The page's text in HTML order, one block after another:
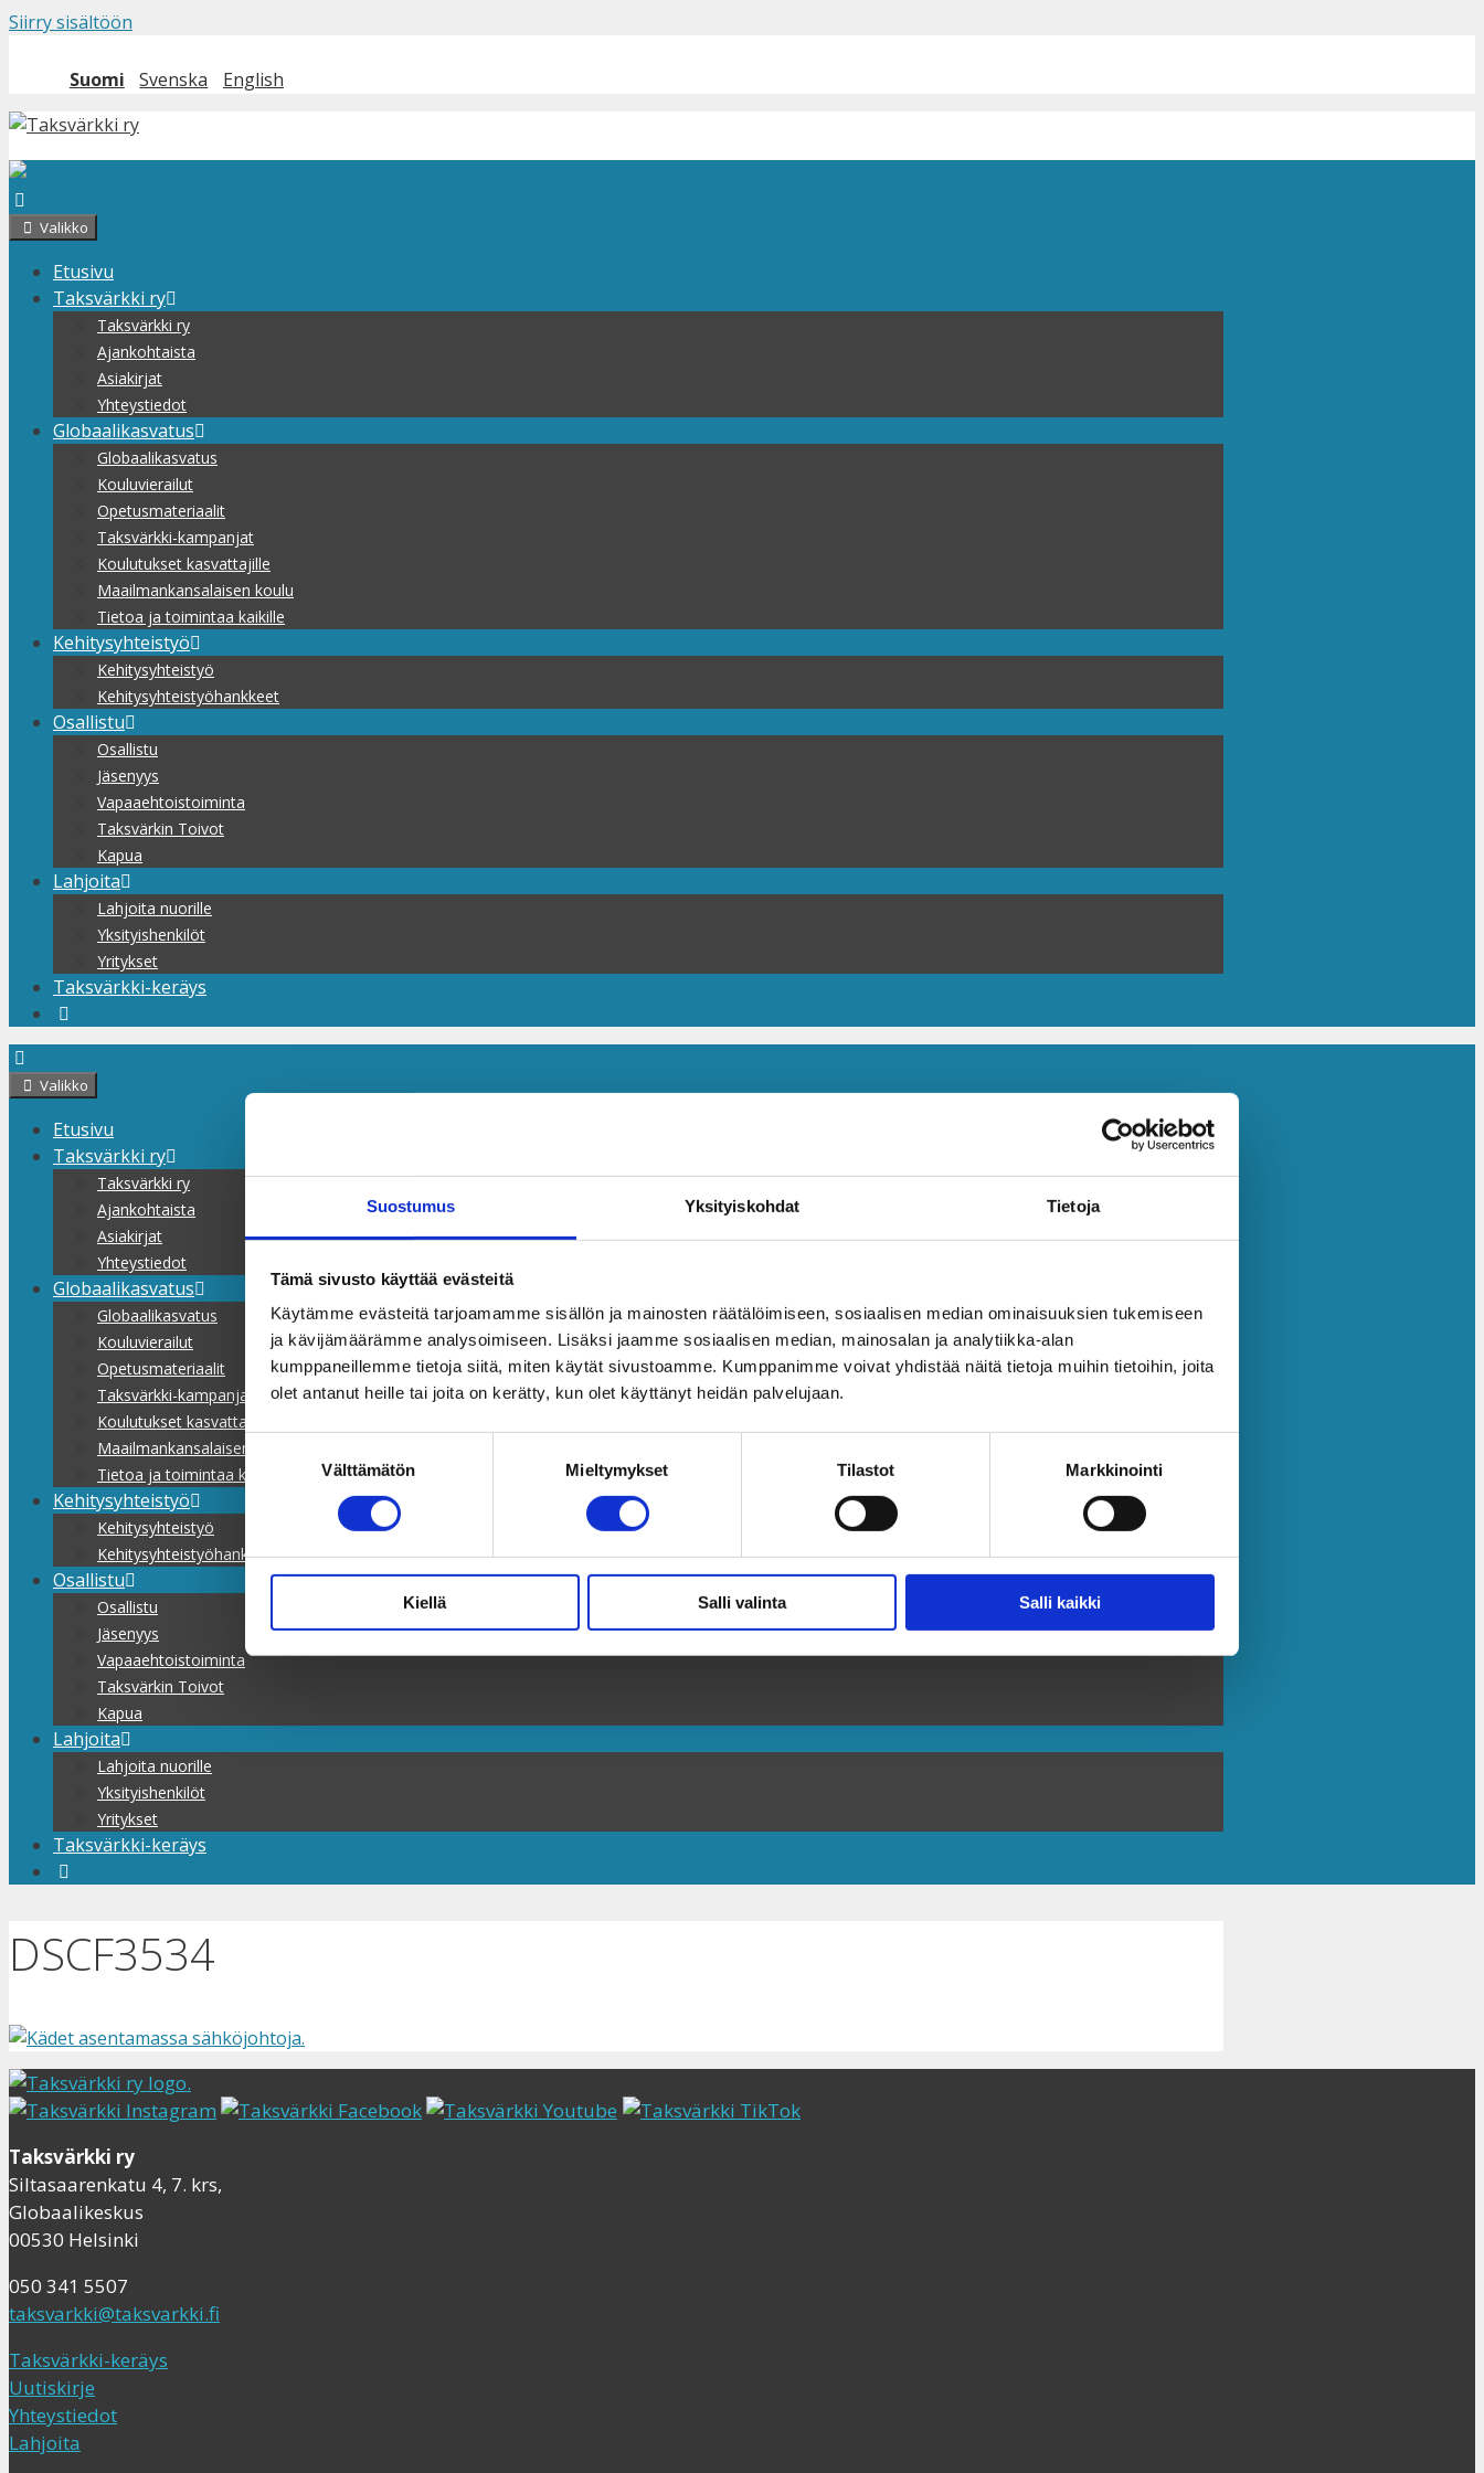
Suostumus Yksityiskohdat Tietoja
Tämä sivusto käyttää evästeitä
Käytämme evästeitä tarjoamamme sisällön ja mainosten räätälöimiseen, sosiaalisen median ominaisuuksien tukemiseen
ja kävijämäärämme analysoimiseen. Lisäksi jaamme sosiaalisen median, mainosalan ja analytiikka-alan
kumppaneillemme tietoja siitä, miten käytät sivustoamme. Kumppanimme voivat yhdistää näitä tietoja muihin tietoihin, joita
olet antanut heille tai joita on kerätty, kun olet käyttänyt heidän palvelujaan.
Suostumuksen
valinta
Välttämätön Mieltymykset Tilastot Markkinointi
Kiellä Salli valinta Salli kaikki
Siirry sisältöön
Suomi Svenska English
Valikko
Etusivu
Taksvärkki ry
Taksvärkki ry
Ajankohtaista
Asiakirjat
Yhteystiedot
Globaalikasvatus
Globaalikasvatus
Kouluvierailut
Opetusmateriaalit
Taksvärkki-kampanjat
Koulutukset kasvattajille
Maailmankansalaisen koulu
Tietoa ja toimintaa kaikille
Kehitysyhteistyö
Kehitysyhteistyö
Kehitysyhteistyöhankkeet
Osallistu
Osallistu
Jäsenyys
Vapaaehtoistoiminta
Taksvärkin Toivot
Kapua
Lahjoita
Lahjoita nuorille
Yksityishenkilöt
Yritykset
Taksvärkki-keräys
Valikko
Etusivu
Taksvärkki ry
Taksvärkki ry
Ajankohtaista
Asiakirjat
Yhteystiedot
Globaalikasvatus
Globaalikasvatus
Kouluvierailut
Opetusmateriaalit
Taksvärkki-kampanjat
Koulutukset kasvattajille
Maailmankansalaisen koulu
Tietoa ja toimintaa kaikille
Kehitysyhteistyö
Kehitysyhteistyö
Kehitysyhteistyöhankkeet
Osallistu
Osallistu
Jäsenyys
Vapaaehtoistoiminta
Taksvärkin Toivot
Kapua
Lahjoita
Lahjoita nuorille
Yksityishenkilöt
Yritykset
Taksvärkki-keräys
DSCF3534
Taksvärkki ry
Siltasaarenkatu 4, 7. krs,
Globaalikeskus
00530 Helsinki
050 341 5507
taksvarkki@taksvarkki.fi
Taksvärkki-keräys
Uutiskirje
Yhteystiedot
Lahjoita